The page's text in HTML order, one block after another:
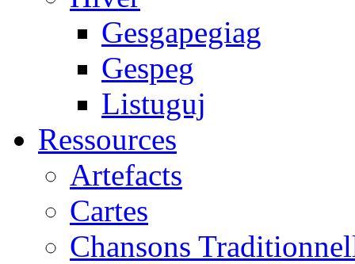
Gesgapegiag
Gespeg
Listuguj
Ressources
Artefacts
Cartes
Chansons